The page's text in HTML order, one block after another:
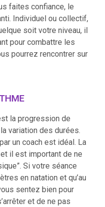
faites confiance, le
Individuel ou collectif,
soit votre niveau, il
pour combattre les
pourrez rencontrer sur
la progression de
variation des durées.
un coach est idéal. La
il est important de ne
Si votre séance
en natation et qu’au
sentez bien pour
et de ne pas